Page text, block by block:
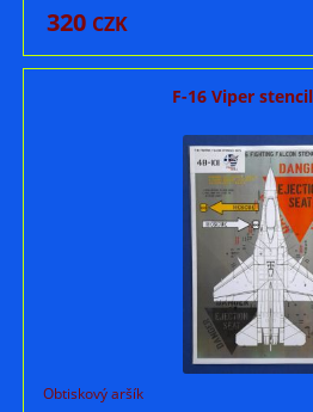
320 CZK
F-16 Viper
Obtiskový aršík